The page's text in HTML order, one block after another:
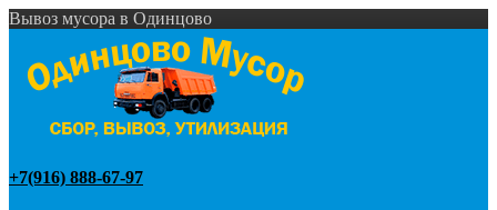
Вывоз мусора в Одинцово
+7(916) 888-67-97